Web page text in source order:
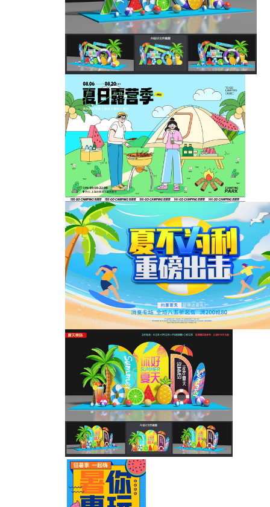
夏矢蓝色
夏天美陈
夏日户外露营烧烤主KV插画
夏季促销